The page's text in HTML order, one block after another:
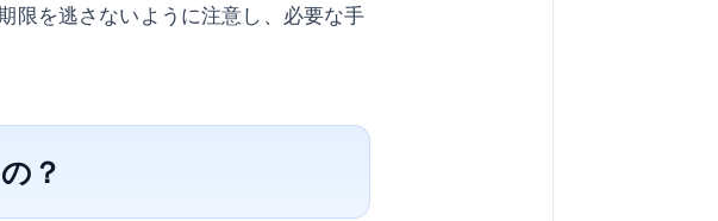
限を逃さないように注意し、必要な手
？